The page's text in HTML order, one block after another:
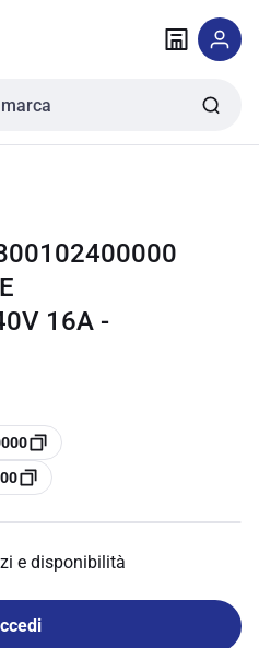
16A -
e disponibilità